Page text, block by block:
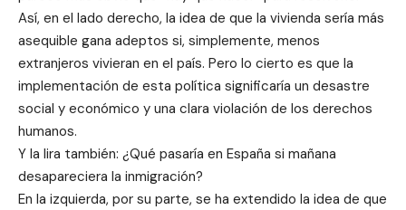
Así, en el lado derecho, la idea de que la vivienda sería más
asequible gana adeptos si, simplemente, menos
extranjeros vivieran en el país. Pero lo cierto es que la
implementación de esta política significaría un desastre
social y económico y una clara violación de los derechos
humanos.
Y la lira también: ¿Qué pasaría en España si mañana
desapareciera la inmigración?
En la izquierda, por su parte, se ha extendido la idea de que